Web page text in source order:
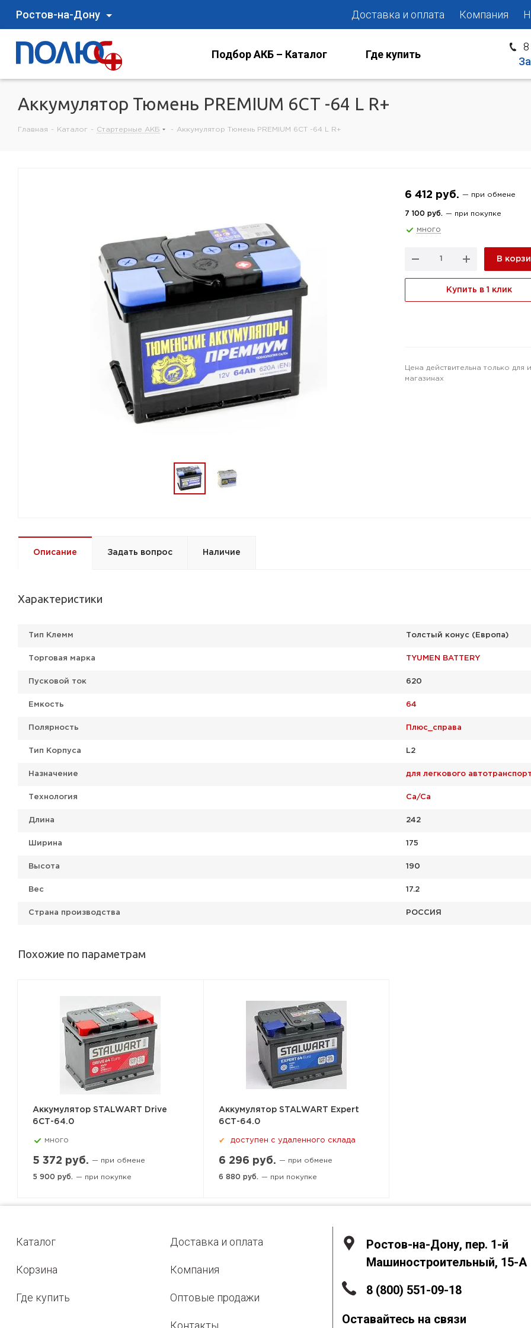
Ростов-на-Дону Доставка и оплата Компания
Подбор АКБ – Каталог Где купить
Аккумулятор Тюмень PREMIUM 6СТ -64 L R+
Главная - Каталог - Стартерные АКБ - Аккумулятор Тюмень PREMIUM 6СТ -64 L R+
6 412 руб. — при обмене
7 100 руб. — при покупке
много
В
Купить в 1 клик
Цена действительна только
магазинах
Описание Задать вопрос Наличие
Характеристики
Тип Клемм Толстый конус (Европа)
Торговая марка TYUMEN BATTERY
Пусковой ток 620
Емкость 64
Полярность Плюс_справа
Тип Корпуса L2
Назначение для легкового
Технология Ca/Ca
Длина 242
Ширина 175
Высота 190
Вес 17.2
Страна производства РОССИЯ
Похожие по параметрам
Аккумулятор STALWART Drive
6СТ-64.0
много
5 372 руб. — при обмене
5 900 руб. — при покупке
Аккумулятор STALWART Expert
6СТ-64.0
✔ доступен с удаленного склада
6 296 руб. — при обмене
6 880 руб. — при покупке
Каталог
Корзина
Где купить
Доставка и оплата
Компания
Оптовые продажи
Контакты
Ростов-на-Дону, пер. 1-й
Машиностроительный, 15-А
8 (800) 551-09-18
Оставайтесь на связи